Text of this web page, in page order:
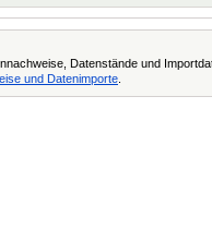
Datenstände und
und Datenimporte